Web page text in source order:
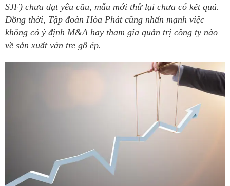
SJF) chưa đạt yêu cầu, mẫu mới thử lại chưa có kết quả.
Đồng thời, Tập đoàn Hòa Phát cũng nhấn mạnh việc
không có ý định M&A hay tham gia quản trị công ty nào
về sản xuất ván tre gỗ ép.